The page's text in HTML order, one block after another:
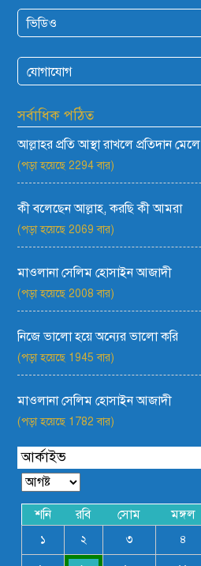
ভিডিও
যোগাযোগ
সর্বাধিক পঠিত
আল্লাহর প্রতি আস্থা রাখলে প্রতিদান মেলে
(পড়া হয়েছে 2294 বার)
কী বলেছেন আল্লাহ, করছি কী আমরা
(পড়া হয়েছে 2069 বার)
মাওলানা সেলিম হোসাইন আজাদী
(পড়া হয়েছে 2008 বার)
নিজে ভালো হয়ে অন্যের ভালো করি
(পড়া হয়েছে 1945 বার)
মাওলানা সেলিম হোসাইন আজাদী
(পড়া হয়েছে 1782 বার)
আর্কাইভ
শনি রবি সোম মঙ্গল
১ ২ ৩ ৪